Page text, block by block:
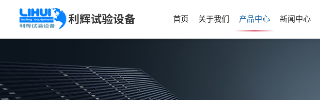
首页 关于我们 产品中心 新闻中心